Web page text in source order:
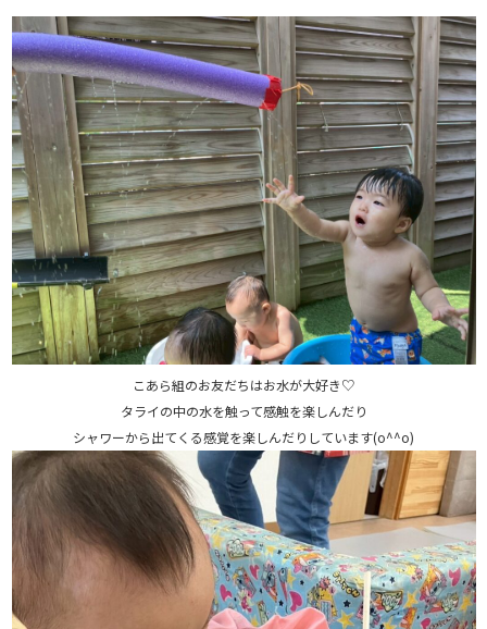
こあら組のお友だちはお水が大好き♡
タライの中の水を触って感触を楽しんだり
シャワーから出てくる感覚を楽しんだりしています(o^^o)